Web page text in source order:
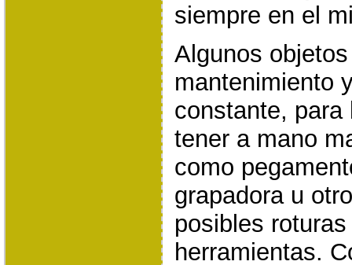
siempre en el
Algunos
mantenimiento
constante, para
tener a mano
como
grapadora u
posibles
herramientas.